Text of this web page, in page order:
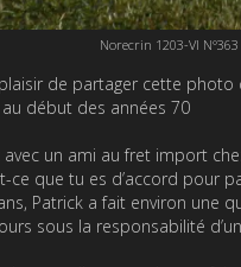
Norecrin 1203-VI
de partager cette
début des années 70
avec un ami au fret import
ce que tu es d’accord pour
Patrick a fait environ une
sous la responsabilité